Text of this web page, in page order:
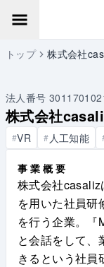
トップ 株式会社
法人番号
株式会社
#VR # 人工知能
事業概要
株式会社
を用いた社員研
を行う企業。『
と会話をして、
きるという社員